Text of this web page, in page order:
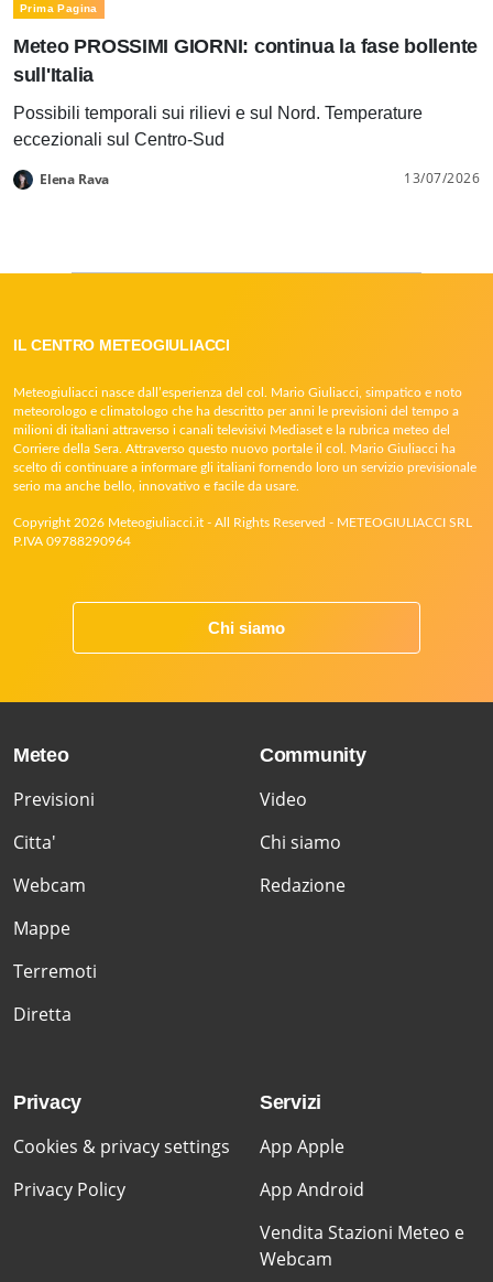
Prima Pagina
Meteo PROSSIMI GIORNI: continua la fase bollente
sull'Italia
Possibili temporali sui rilievi e sul Nord. Temperature
eccezionali sul Centro-Sud
Elena Rava 13/07/2026
IL CENTRO METEOGIULIACCI
Meteogiuliacci nasce dall’esperienza del col. Mario Giuliacci, simpatico e noto
meteorologo e climatologo che ha descritto per anni le previsioni del tempo a
milioni di italiani attraverso i canali televisivi Mediaset e la rubrica meteo del
Corriere della Sera. Attraverso questo nuovo portale il col. Mario Giuliacci ha
scelto di continuare a informare gli italiani fornendo loro un servizio previsionale
serio ma anche bello, innovativo e facile da usare.
Copyright 2026 Meteogiuliacci.it - All Rights Reserved - METEOGIULIACCI SRL
P.IVA 09788290964
Chi siamo
Meteo
Previsioni
Citta'
Webcam
Mappe
Terremoti
Diretta
Community
Video
Chi siamo
Redazione
Privacy
Cookies & privacy settings
Privacy Policy
Servizi
App Apple
App Android
Vendita Stazioni Meteo e
Webcam